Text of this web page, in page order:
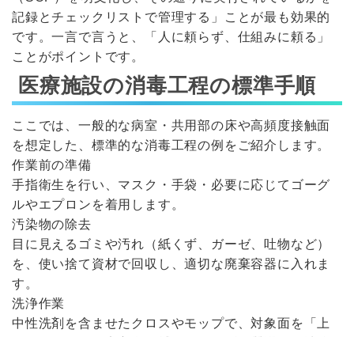
記録とチェックリストで管理する」ことが最も効果的
です。一言で言うと、「人に頼らず、仕組みに頼る」
ことがポイントです。
医療施設の消毒工程の標準手順
ここでは、一般的な病室・共用部の床や高頻度接触面
を想定した、標準的な消毒工程の例をご紹介します。
作業前の準備
手指衛生を行い、マスク・手袋・必要に応じてゴーグ
ルやエプロンを着用します。
汚染物の除去
目に見えるゴミや汚れ（紙くず、ガーゼ、吐物など）
を、使い捨て資材で回収し、適切な廃棄容器に入れま
す。
洗浄作業
中性洗剤を含ませたクロスやモップで、対象面を「上